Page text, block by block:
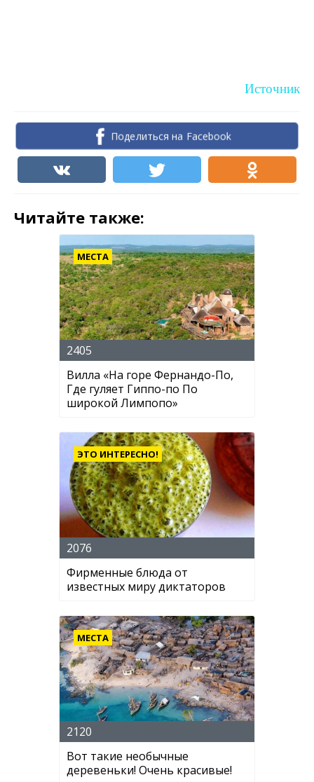
Источник
Поделиться на Facebook
Читайте также:
МЕСТА
2405
Вилла «На горе Фернандо-По,
Где гуляет Гиппо-по По
широкой Лимпопо»
ЭТО ИНТЕРЕСНО!
2076
Фирменные блюда от
известных миру диктаторов
МЕСТА
2120
Вот такие необычные
деревеньки! Очень красивые!